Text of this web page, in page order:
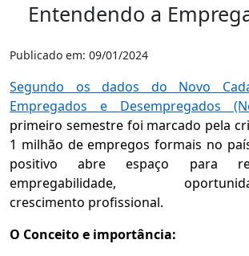
Entendendo a
Publicado em: 09/01/2024
Segundo os dados do Novo
Empregados e Desempregados
primeiro semestre foi marcado pela
1 milhão de empregos formais no
positivo abre espaço para
empregabilidade,
crescimento profissional.
O Conceito e importância: